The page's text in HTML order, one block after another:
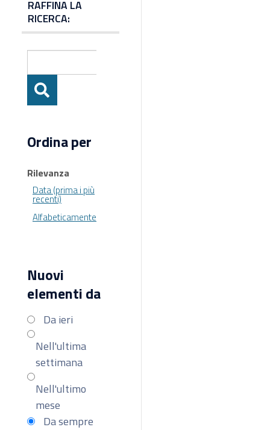
RAFFINA LA
RICERCA:
Ordina per
Rilevanza
Data (prima i più
recenti)
Alfabeticamente
Nuovi
elementi da
Da ieri
Nell'ultima
settimana
Nell'ultimo
mese
Da sempre